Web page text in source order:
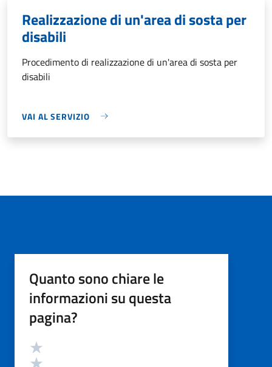
Realizzazione di un'area di sosta per
disabili
Procedimento di realizzazione di un'area di sosta per
disabili
VAI AL SERVIZIO
Quanto sono chiare le
informazioni su questa
pagina?
Valutazione